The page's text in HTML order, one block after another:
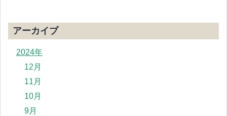
アーカイブ
2024年
12月
11月
10月
9月